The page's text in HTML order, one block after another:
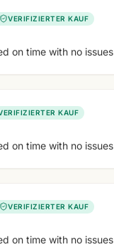
VERIFIZIERTER KAUF
on time with no issues
KAUF
on time with no issues
VERIFIZIERTER KAUF
on time with no issues